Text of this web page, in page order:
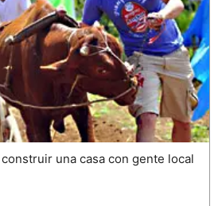
una casa con gente local